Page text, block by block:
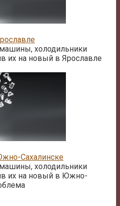
холодильники
их на новый в Ярославле
Сахалинске
холодильники
их на новый в Южно-